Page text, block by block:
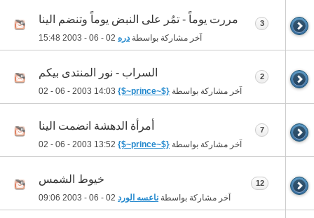
مررت يوماً - تمُر على النبض يوماً وتنضم الينا
آخر مشاركة بواسطةدره 15:48
3
السراب - نور المنتدى بيكم
آخر مشاركة بواسطة {$~prince~$}
14:03
2
أمرأة الدهشة انضمت الينا
آخر مشاركة بواسطة {$~prince~$}
13:52
7
خيوط الشمس
آخر مشاركة بواسطة ناعسه الورد 09:06
12